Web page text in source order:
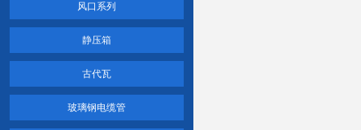
风口系列
静压箱
古代瓦
玻璃钢电缆管